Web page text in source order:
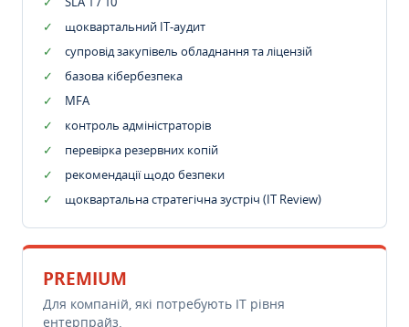
щоквартальний IT-аудит
супровід закупівель обладнання та ліцензій
базова кібербезпека
MFA
контроль адміністраторів
перевірка резервних копій
рекомендації щодо безпеки
щоквартальна стратегічна зустріч (IT Review)
PREMIUM
Для компаній, які потребують ІТ рівня
ентерпрайз.